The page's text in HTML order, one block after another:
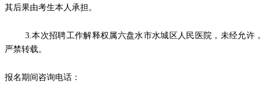
其后果由考生本人承担。
3.本次招聘工作解释权属六盘水市水城区人民医院，未经允许，
严禁转载。
报名期间咨询电话：